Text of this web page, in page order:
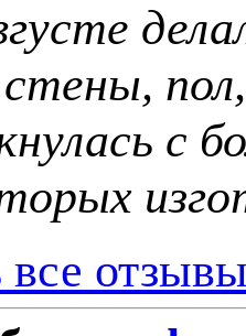
стены,
с